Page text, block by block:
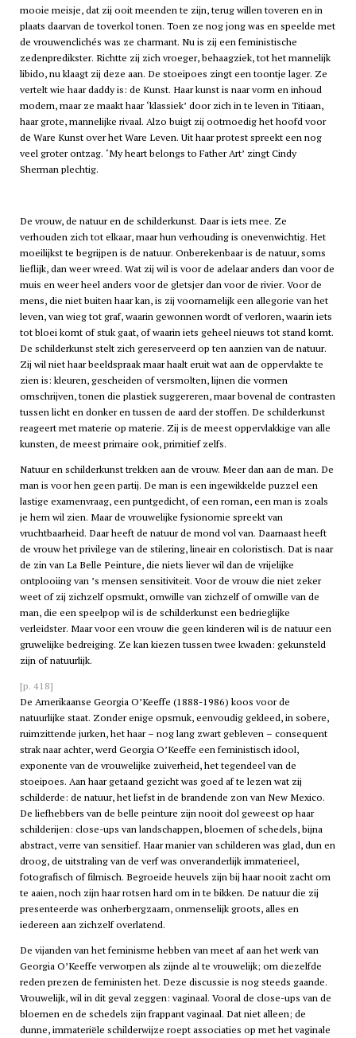
mooie meisje, dat zij ooit meenden te zijn, terug willen toveren en in
plaats daarvan de toverkol tonen. Toen ze nog jong was en speelde met
de vrouwenclichés was ze charmant. Nu is zij een feministische
zedenpredikster. Richtte zij zich vroeger, behaagziek, tot het mannelijk
libido, nu klaagt zij deze aan. De stoeipoes zingt een toontje lager. Ze
vertelt wie haar daddy is: de Kunst. Haar kunst is naar vorm en inhoud
modern, maar ze maakt haar ‘klassiek’ door zich in te leven in Titiaan,
haar grote, mannelijke rivaal. Alzo buigt zij ootmoedig het hoofd voor
de Ware Kunst over het Ware Leven. Uit haar protest spreekt een nog
veel groter ontzag. ‘My heart belongs to Father Art’ zingt Cindy
Sherman plechtig.
De vrouw, de natuur en de schilderkunst. Daar is iets mee. Ze
verhouden zich tot elkaar, maar hun verhouding is onevenwichtig. Het
moeilijkst te begrijpen is de natuur. Onberekenbaar is de natuur, soms
lieflijk, dan weer wreed. Wat zij wil is voor de adelaar anders dan voor de
muis en weer heel anders voor de gletsjer dan voor de rivier. Voor de
mens, die niet buiten haar kan, is zij voornamelijk een allegorie van het
leven, van wieg tot graf, waarin gewonnen wordt of verloren, waarin iets
tot bloei komt of stuk gaat, of waarin iets geheel nieuws tot stand komt.
De schilderkunst stelt zich gereserveerd op ten aanzien van de natuur.
Zij wil niet haar beeldspraak maar haalt eruit wat aan de oppervlakte te
zien is: kleuren, gescheiden of versmolten, lijnen die vormen
omschrijven, tonen die plastiek suggereren, maar bovenal de contrasten
tussen licht en donker en tussen de aard der stoffen. De schilderkunst
reageert met materie op materie. Zij is de meest oppervlakkige van alle
kunsten, de meest primaire ook, primitief zelfs.
Natuur en schilderkunst trekken aan de vrouw. Meer dan aan de man. De
man is voor hen geen partij. De man is een ingewikkelde puzzel een
lastige examenvraag, een puntgedicht, of een roman, een man is zoals
je hem wil zien. Maar de vrouwelijke fysionomie spreekt van
vruchtbaarheid. Daar heeft de natuur de mond vol van. Daarnaast heeft
de vrouw het privilege van de stilering, lineair en coloristisch. Dat is naar
de zin van La Belle Peinture, die niets liever wil dan de vrijelijke
ontplooiing van ’s mensen sensitiviteit. Voor de vrouw die niet zeker
weet of zij zichzelf opsmukt, omwille van zichzelf of omwille van de
man, die een speelpop wil is de schilderkunst een bedrieglijke
verleidster. Maar voor een vrouw die geen kinderen wil is de natuur een
gruwelijke bedreiging. Ze kan kiezen tussen twee kwaden: gekunsteld
zijn of natuurlijk.
[p. 418]
De Amerikaanse Georgia O’Keeffe (1888-1986) koos voor de
natuurlijke staat. Zonder enige opsmuk, eenvoudig gekleed, in sobere,
ruimzittende jurken, het haar – nog lang zwart gebleven – consequent
strak naar achter, werd Georgia O’Keeffe een feministisch idool,
exponente van de vrouwelijke zuiverheid, het tegendeel van de
stoeipoes. Aan haar getaand gezicht was goed af te lezen wat zij
schilderde: de natuur, het liefst in de brandende zon van New Mexico.
De liefhebbers van de belle peinture zijn nooit dol geweest op haar
schilderijen: close-ups van landschappen, bloemen of schedels, bijna
abstract, verre van sensitief. Haar manier van schilderen was glad, dun en
droog, de uitstraling van de verf was onveranderlijk immaterieel,
fotografisch of filmisch. Begroeide heuvels zijn bij haar nooit zacht om
te aaien, noch zijn haar rotsen hard om in te bikken. De natuur die zij
presenteerde was onherbergzaam, onmenselijk groots, alles en
iedereen aan zichzelf overlatend.
De vijanden van het feminisme hebben van meet af aan het werk van
Georgia O’Keeffe verworpen als zijnde al te vrouwelijk; om diezelfde
reden prezen de feministen het. Deze discussie is nog steeds gaande.
Vrouwelijk, wil in dit geval zeggen: vaginaal. Vooral de close-ups van de
bloemen en de schedels zijn frappant vaginaal. Dat niet alleen; de
dunne, immateriële schilderwijze roept associaties op met het vaginale